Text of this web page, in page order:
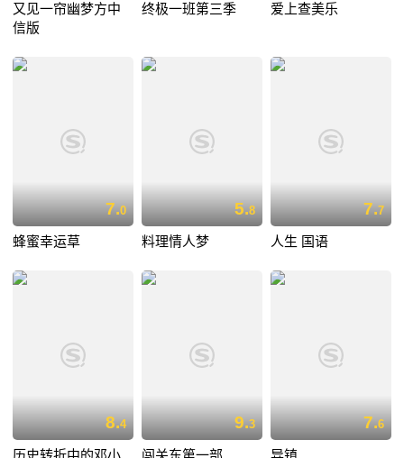
又见一帘幽梦方中
信版
终极一班第三季 爱上查美乐
7.0
蜂蜜幸运草
5.8
料理情人梦
7.7
人生 国语
8.4 9.3 7.6